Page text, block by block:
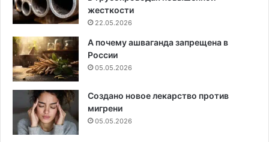
жесткости
22.05.2026
А почему ашваганда запрещена в
России
05.05.2026
Создано новое лекарство против
мигрени
05.05.2026